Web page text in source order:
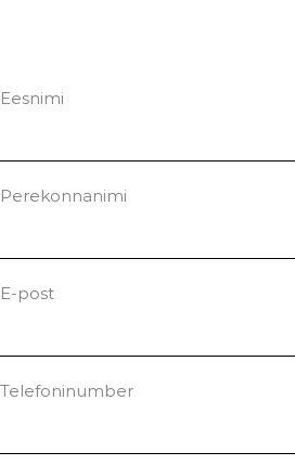
Eesnimi
Perekonnanimi
E-post
Telefoninumber